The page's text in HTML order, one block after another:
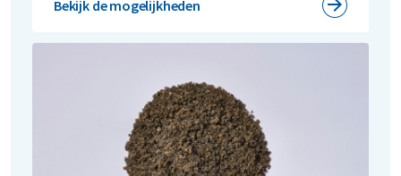
Bekijk de mogelijkheden